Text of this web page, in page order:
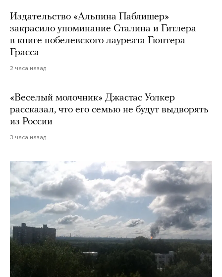
Издательство «Альпина Паблишер»
закрасило упоминание Сталина и Гитлера
в книге нобелевского лауреата Гюнтера
Грасса
2 часа назад
«Веселый молочник» Джастас Уолкер
рассказал, что его семью не будут выдворять
из России
3 часа назад